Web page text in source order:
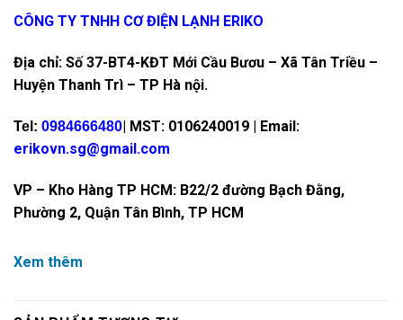
CÔNG TY TNHH CƠ ĐIỆN LẠNH ERIKO
Địa chỉ: Số 37-BT4-KĐT Mới Cầu Bươu – Xã Tân Triều –
Huyện Thanh Trì – TP Hà nội.
Tel: 0984666480| MST: 0106240019 | Email:
erikovn.sg@gmail.com
VP – Kho Hàng TP HCM: B22/2 đường Bạch Đằng,
Phường 2, Quận Tân Bình, TP HCM
Xem thêm